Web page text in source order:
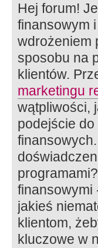
Hej forum!
finansowym
wdrożeniem
sposobu na
klientów.
marketingu
wątpliwości,
podejście do
finansowymi
jakieś
klientom,
kluczowe w